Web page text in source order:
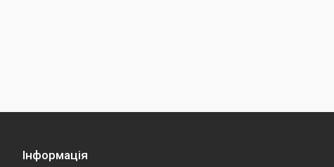
Інформація